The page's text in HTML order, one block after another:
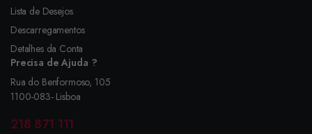
Lista de Desejos
Descarregamentos
Detalhes da Conta
Precisa de Ajuda ?
Rua do Benformoso, 105
1100-083- Lisboa
218 871 111